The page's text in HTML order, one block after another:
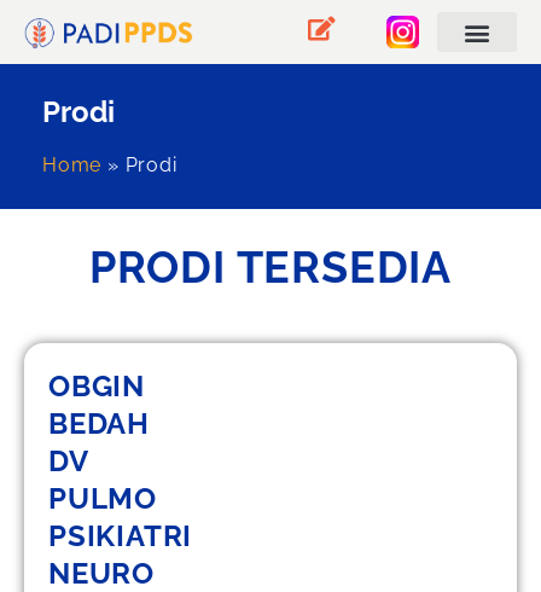
Prodi
Home » Prodi
PRODI TERSEDIA
OBGIN
BEDAH
DV
PULMO
PSIKIATRI
NEURO